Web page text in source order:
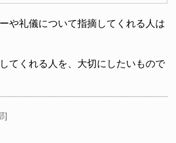
や礼儀について指摘してくれる人は
てくれる人を、大切にしたいもので
]